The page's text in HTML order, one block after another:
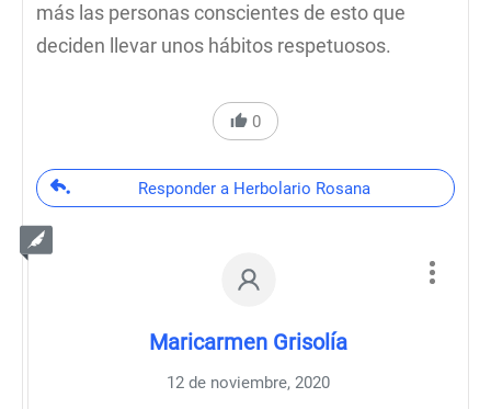
más las personas conscientes de esto que
deciden llevar unos hábitos respetuosos.
0
Responder a Herbolario Rosana
Maricarmen Grisolía
12 de noviembre, 2020